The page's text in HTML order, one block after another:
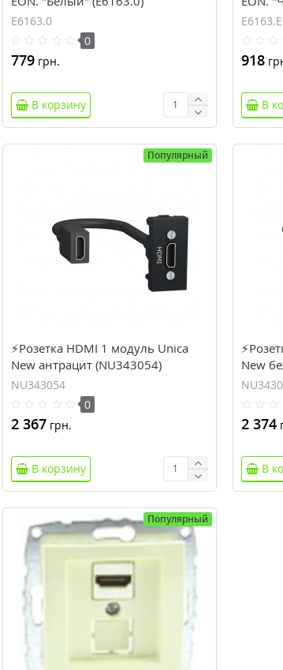
E6163.0
0
779грн.
В корзину
918
В
Популярный
⚡Розетка HDMI 1 модуль Unica
New антрацит (NU343054)
NU343054
0
2 367грн.
В корзину
New
2 374
В
Популярный